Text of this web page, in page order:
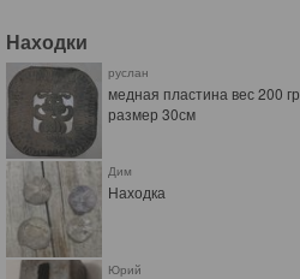
Находки
руслан
медная пластина вес 200 гр
размер 30см
Дим
Находка
Юрий